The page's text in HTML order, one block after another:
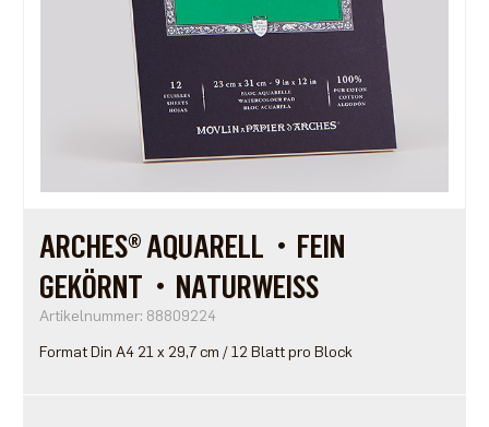
ARCHES® AQUARELL・FEIN
GEKÖRNT・NATURWEISS
Artikelnummer: 88809224
Format Din A4 21 x 29,7 cm / 12 Blatt pro Block